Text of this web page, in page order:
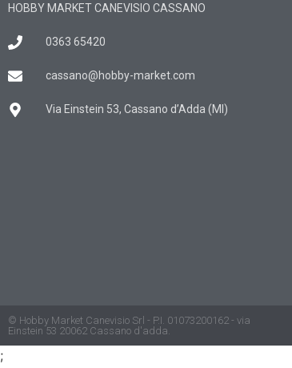
HOBBY MARKET CANEVISIO CASSANO
0363 65420
cassano@hobby-market.com
Via Einstein 53, Cassano d’Adda (MI)
© Hobby Market Canevisio Srl - P.I. 01073200162 - via
Einstein 53 20062 Cassano d'adda.
;